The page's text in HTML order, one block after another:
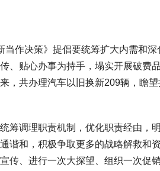
决策》提倡要统筹扩大内需和深
、贴心办事为持手，塌实开展破费
共办理汽车以旧换新209辆，瞻
调理职责机制，优化职责经由，
和，积极争取更多的战略解救和
传、进行一次大探望、组织一次促